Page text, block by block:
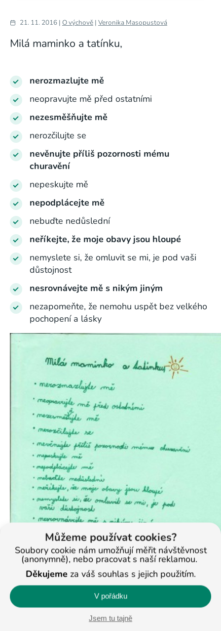
Můžeme používat cookies?
Soubory cookie nám umožňují měřit návštěvnost
(anonymně), nebo pracovat s naší reklamou.
Děkujemeza váš souhlas s jejich použitím.
V pořádku
Jsem tu tajně
21. 11. 2016 | O výchově | Veronika Masopustová
Milá maminko a tatínku,
nerozmazlujte mě
neopravujte mě před ostatními
nezesměšňujte mě
nerozčilujte se
nevěnujte příliš pozornosti mému
churavění
nepeskujte mě
nepodplácejte mě
nebuďte nedůslední
neříkejte, že moje obavy jsou hloupé
nemyslete si, že omluvit se mi, je pod vaši
důstojnost
nesrovnávejte mě s nikým jiným
nezapomeňte, že nemohu uspět bez velkého
pochopení a lásky